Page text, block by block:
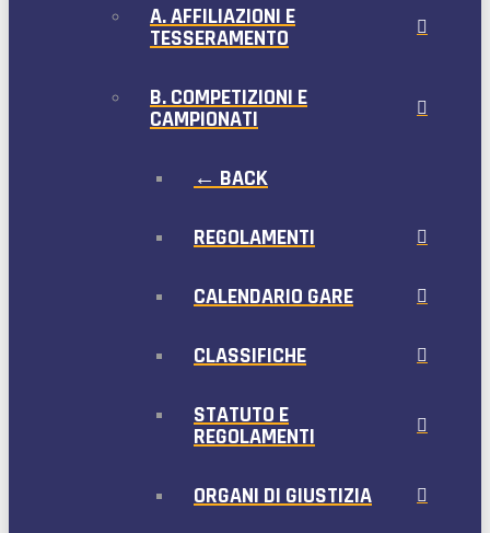
A. AFFILIAZIONI E
TESSERAMENTO
B. COMPETIZIONI E
CAMPIONATI
← BACK
REGOLAMENTI
CALENDARIO GARE
CLASSIFICHE
STATUTO E
REGOLAMENTI
ORGANI DI GIUSTIZIA